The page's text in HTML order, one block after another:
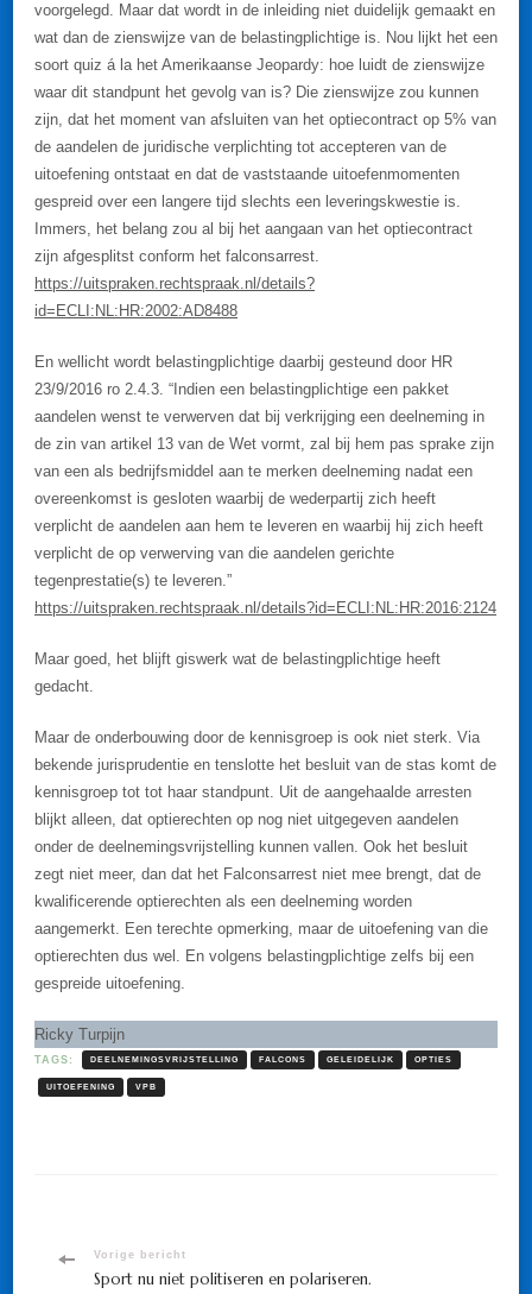
voorgelegd. Maar dat wordt in de inleiding niet duidelijk gemaakt en
wat dan de zienswijze van de belastingplichtige is. Nou lijkt het een
soort quiz á la het Amerikaanse Jeopardy: hoe luidt de zienswijze
waar dit standpunt het gevolg van is? Die zienswijze zou kunnen
zijn, dat het moment van afsluiten van het optiecontract op 5% van
de aandelen de juridische verplichting tot accepteren van de
uitoefening ontstaat en dat de vaststaande uitoefenmomenten
gespreid over een langere tijd slechts een leveringskwestie is.
Immers, het belang zou al bij het aangaan van het optiecontract
zijn afgesplitst conform het falconsarrest.
https://uitspraken.rechtspraak.nl/details?
id=ECLI:NL:HR:2002:AD8488
En wellicht wordt belastingplichtige daarbij gesteund door HR
23/9/2016 ro 2.4.3. “Indien een belastingplichtige een pakket
aandelen wenst te verwerven dat bij verkrijging een deelneming in
de zin van artikel 13 van de Wet vormt, zal bij hem pas sprake zijn
van een als bedrijfsmiddel aan te merken deelneming nadat een
overeenkomst is gesloten waarbij de wederpartij zich heeft
verplicht de aandelen aan hem te leveren en waarbij hij zich heeft
verplicht de op verwerving van die aandelen gerichte
tegenprestatie(s) te leveren.”
https://uitspraken.rechtspraak.nl/details?id=ECLI:NL:HR:2016:2124
Maar goed, het blijft giswerk wat de belastingplichtige heeft
gedacht.
Maar de onderbouwing door de kennisgroep is ook niet sterk. Via
bekende jurisprudentie en tenslotte het besluit van de stas komt de
kennisgroep tot tot haar standpunt. Uit de aangehaalde arresten
blijkt alleen, dat optierechten op nog niet uitgegeven aandelen
onder de deelnemingsvrijstelling kunnen vallen. Ook het besluit
zegt niet meer, dan dat het Falconsarrest niet mee brengt, dat de
kwalificerende optierechten als een deelneming worden
aangemerkt. Een terechte opmerking, maar de uitoefening van die
optierechten dus wel. En volgens belastingplichtige zelfs bij een
gespreide uitoefening.
Ricky Turpijn
TAGS: DEELNEMINGSVRIJSTELLING FALCONS GELEIDELIJK OPTIES
UITOEFENING VPB
Bericht
Vorige bericht
Sport nu niet politiseren en polariseren.